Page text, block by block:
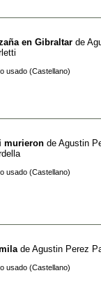
en Gibraltar de
usado (Castellano)
murieron de Agustin
usado (Castellano)
de Agustin Perez
usado (Castellano)